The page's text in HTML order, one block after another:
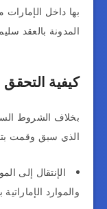
بها داخل الإمارات
المدونة بالعقد
كيفية
بخلاف الشروط
الذي سبق وقمت
الإنتقال إلى
والموارد الإماراتية